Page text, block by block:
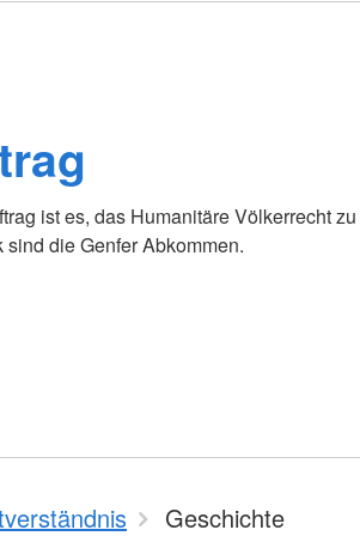
ist es, das Humanitäre Völkerrecht
sind die Genfer Abkommen.
Geschichte